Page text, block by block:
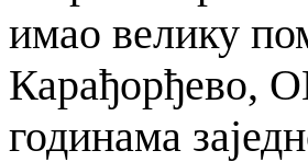
имао велику
Карађорђево,
годинама